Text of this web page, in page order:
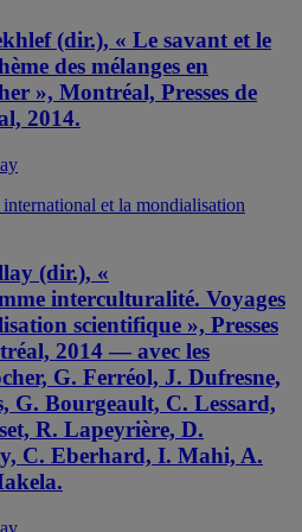
(dir.), « Le savant et le
des mélanges en
», Montréal, Presses de
2014.
(dir.), «
interculturalité. Voyages
scientifique », Presses
2014 — avec les
G. Ferréol, J. Dufresne,
G. Bourgeault, C. Lessard,
R. Lapeyrière, D.
C. Eberhard, I. Mahi, A.